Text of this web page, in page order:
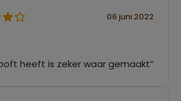
06 juni 2022
heeft is zeker waar gemaakt”